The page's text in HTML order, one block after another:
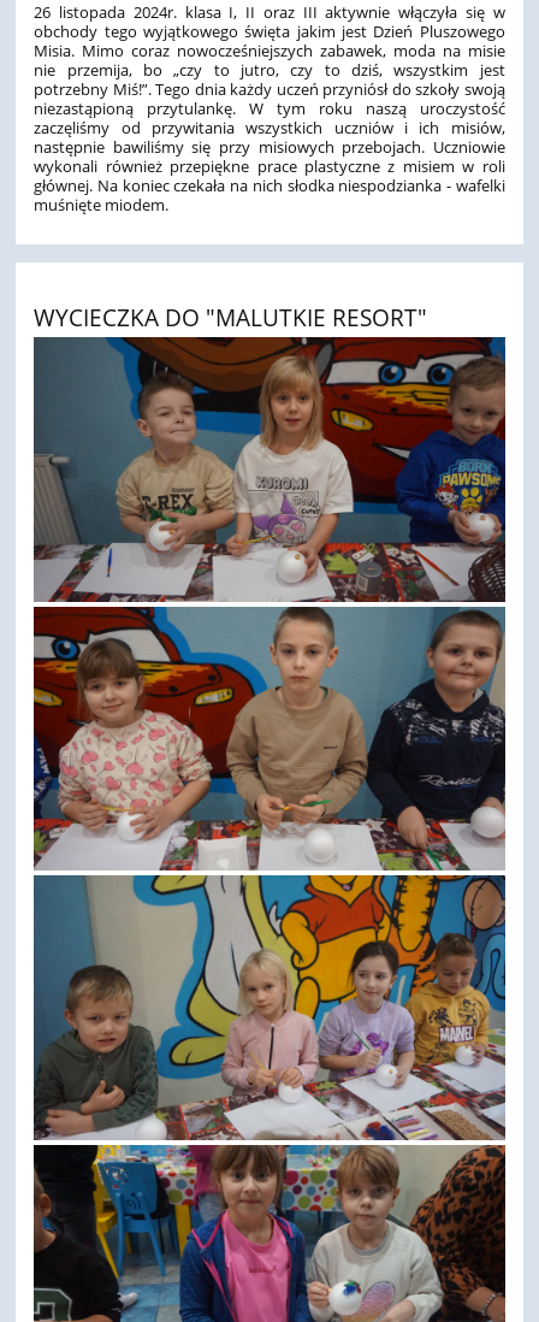
26 listopada 2024r. klasa I, II oraz III aktywnie włączyła się w
obchody tego wyjątkowego święta jakim jest Dzień Pluszowego
Misia. Mimo coraz nowocześniejszych zabawek, moda na misie
nie przemija, bo „czy to jutro, czy to dziś, wszystkim jest
potrzebny Miś!”. Tego dnia każdy uczeń przyniósł do szkoły swoją
niezastąpioną przytulankę. W tym roku naszą uroczystość
zaczęliśmy od przywitania wszystkich uczniów i ich misiów,
następnie bawiliśmy się przy misiowych przebojach. Uczniowie
wykonali również przepiękne prace plastyczne z misiem w roli
głównej. Na koniec czekała na nich słodka niespodzianka - wafelki
muśnięte miodem.
WYCIECZKA DO "MALUTKIE RESORT"